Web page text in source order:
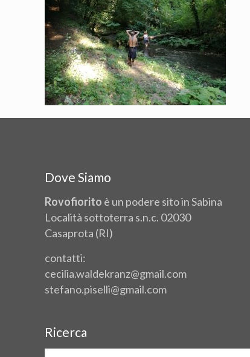
Dove Siamo
Rovofiorito è un podere sito in Sabina
Località sottoterra s.n.c. 02030
Casaprota (RI)
contatti:
cecilia.waldekranz@gmail.com
stefano.piselli@gmail.com
Ricerca